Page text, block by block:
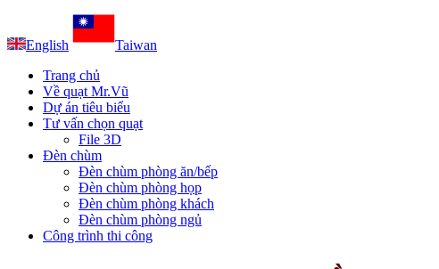
English
Taiwan
Trang chủ
Về quạt Mr.Vũ
Dự án tiêu biểu
Tư vấn chọn quạt
File 3D
Đèn chùm
Đèn chùm phòng ăn/bếp
Đèn chùm phòng họp
Đèn chùm phòng khách
Đèn chùm phòng ngủ
Công trình thi công